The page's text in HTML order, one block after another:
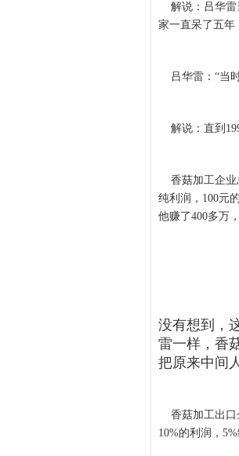
解说：吕华雷
家一直呆了五年
吕华雷：“当
解说：直到
香菇加工企业
纯利润，100元
他赚了400多万
没有想到，
雷一样，香
把原来中间
香菇加工出口
10%的利润，